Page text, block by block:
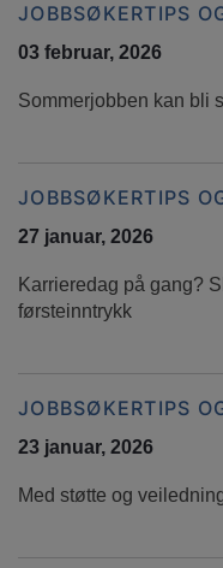
JOBBSØKERTIPS
03 februar, 2026
Sommerjobben kan bli
JOBBSØKERTIPS
27 januar, 2026
Karrieredag på gang?
førsteinntrykk
JOBBSØKERTIPS
23 januar, 2026
Med støtte og